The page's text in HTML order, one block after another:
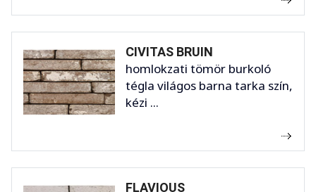
CIVITAS BRUIN
homlokzati tömör burkoló
tégla világos barna tarka szín,
kézi ...
FLAVIOUS